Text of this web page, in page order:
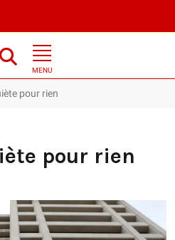
MENU
pour rien
pour rien